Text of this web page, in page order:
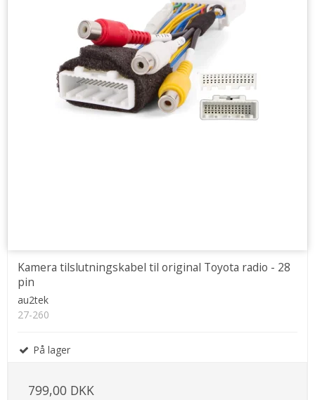
Kamera tilslutningskabel til original Toyota radio - 28
pin
au2tek
27-260
På lager
799,00 DKK